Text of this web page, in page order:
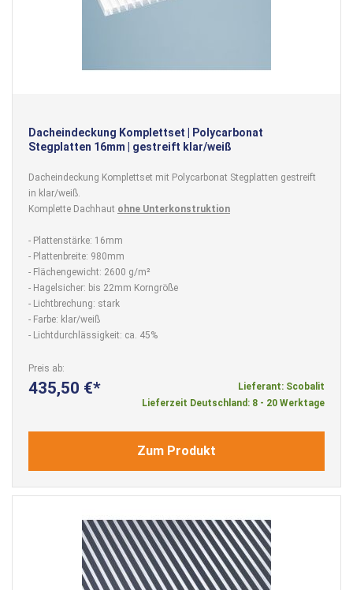
Dacheindeckung Komplettset | Polycarbonat
Stegplatten 16mm | gestreift klar/weiß
Dacheindeckung Komplettset mit Polycarbonat Stegplatten gestreift
in klar/weiß.
Komplette Dachhaut ohne Unterkonstruktion
- Plattenstärke: 16mm
- Plattenbreite: 980mm
- Flächengewicht: 2600 g/m²
- Hagelsicher: bis 22mm Korngröße
- Lichtbrechung: stark
- Farbe: klar/weiß
- Lichtdurchlässigkeit: ca. 45%
Preis ab
435,50 €
Lieferant: Scobalit
Lieferzeit Deutschland: 8 - 20 Werktage
Zum Produkt